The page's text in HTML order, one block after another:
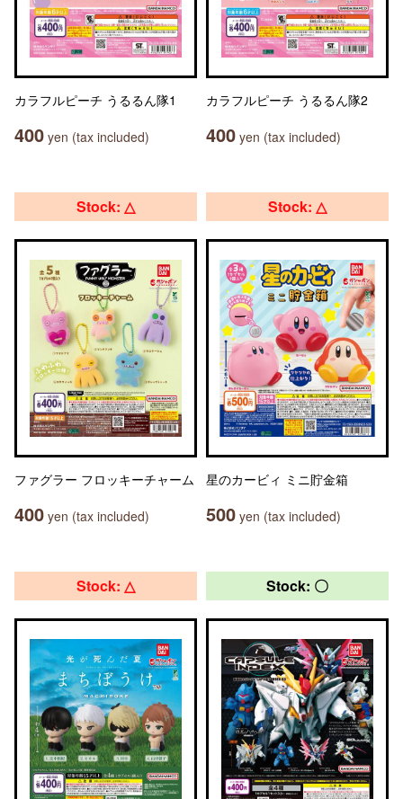
カラフルピーチ うるるん隊1
400 yen (tax included)
カラフルピーチ うるるん隊2
400 yen (tax included)
Stock: △
ファグラー フロッキーチャーム
400 yen (tax included)
Stock: △
星のカービィ ミニ貯金箱
500 yen (tax included)
Stock: △ Stock: 〇